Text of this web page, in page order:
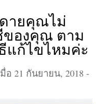
ายคุณไม่
ของคุณ ตาม
แก้ไขไหมค่ะ
มื่อ 21 กันยายน, 2018 -